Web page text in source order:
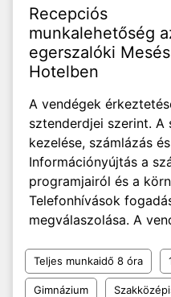
Recepciós
munkalehetőség
egerszalóki
Hotelben
A vendégek
sztenderdjei szerint.
kezelése, számlázás
Információnyújtás a
programjairól és a
Telefonhívások
megválaszolása. A
Teljes munkaidő 8 óra
Gimnázium